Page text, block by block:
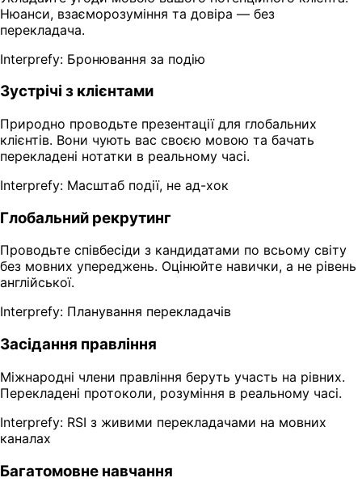
Нюанси, взаєморозуміння та довіра — без
перекладача.
Interprefy: Бронювання за подію
Зустрічі з клієнтами
Природно проводьте презентації для глобальних
клієнтів. Вони чують вас своєю мовою та бачать
перекладені нотатки в реальному часі.
Interprefy: Масштаб події, не ад-хок
Глобальний рекрутинг
Проводьте співбесіди з кандидатами по всьому світу
без мовних упереджень. Оцінюйте навички, а не рівень
англійської.
Interprefy: Планування перекладачів
Засідання правління
Міжнародні члени правління беруть участь на рівних.
Перекладені протоколи, розуміння в реальному часі.
Interprefy: RSI з живими перекладачами на мовних
каналах
Багатомовне навчання